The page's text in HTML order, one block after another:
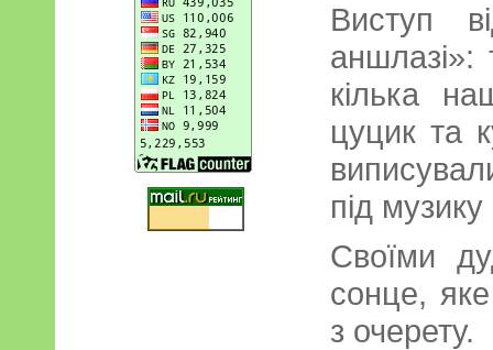
Виступ
аншлазі»:
кілька
цуцик та
під
Своїми
сонце, яке
з очерету.